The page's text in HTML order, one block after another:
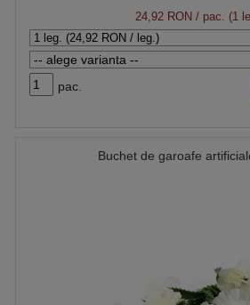
24,92 RON / pac. (1
pac.
Buchet de garoafe